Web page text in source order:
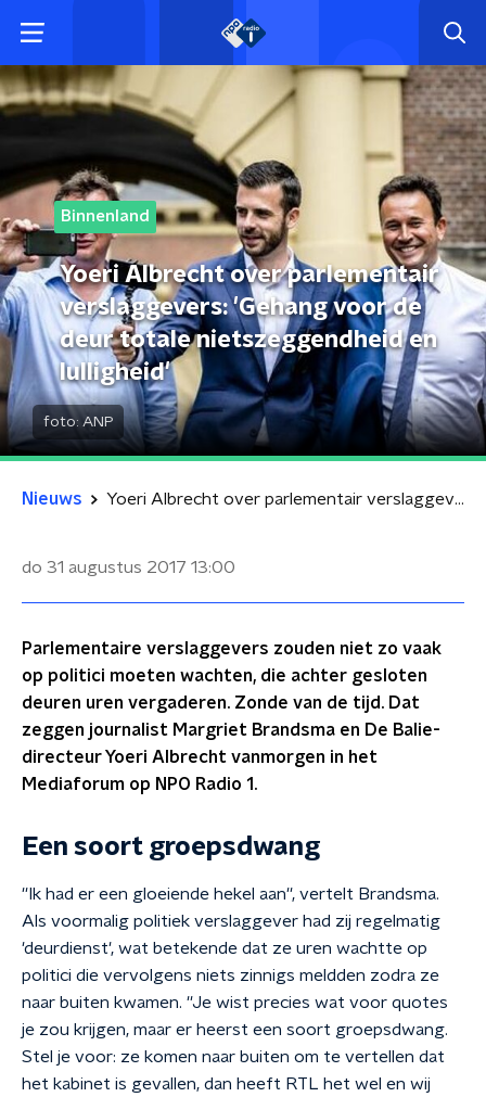
Binnenland
Yoeri Albrecht over parlementair
verslaggevers: 'Gehang voor de
deur totale nietszeggendheid en
lulligheid'
foto: ANP
Nieuws Yoeri Albrecht over parlementair verslaggevers: 'Gehang voor de deur totale nietszeggendheid en lulligheid'
do 31 augustus 2017 13:00
Parlementaire verslaggevers zouden niet zo vaak
op politici moeten wachten, die achter gesloten
deuren uren vergaderen. Zonde van de tijd. Dat
zeggen journalist Margriet Brandsma en De Balie-
directeur Yoeri Albrecht vanmorgen in het
Mediaforum op NPO Radio 1.
Een soort groepsdwang
''Ik had er een gloeiende hekel aan'', vertelt Brandsma.
Als voormalig politiek verslaggever had zij regelmatig
'deurdienst', wat betekende dat ze uren wachtte op
politici die vervolgens niets zinnigs meldden zodra ze
naar buiten kwamen. ''Je wist precies wat voor quotes
je zou krijgen, maar er heerst een soort groepsdwang.
Stel je voor: ze komen naar buiten om te vertellen dat
het kabinet is gevallen, dan heeft RTL het wel en wij